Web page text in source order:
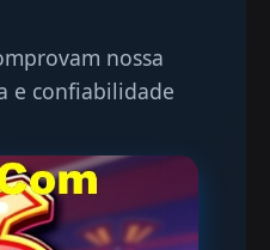
nossa
e confiabilidade